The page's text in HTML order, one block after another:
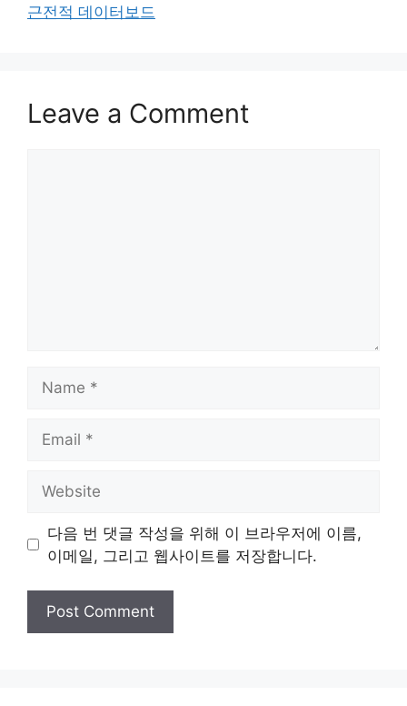
근전적 데이터보드
Leave a Comment
다음 번 댓글 작성을 위해 이 브라우저에 이름,
이메일, 그리고 웹사이트를 저장합니다.